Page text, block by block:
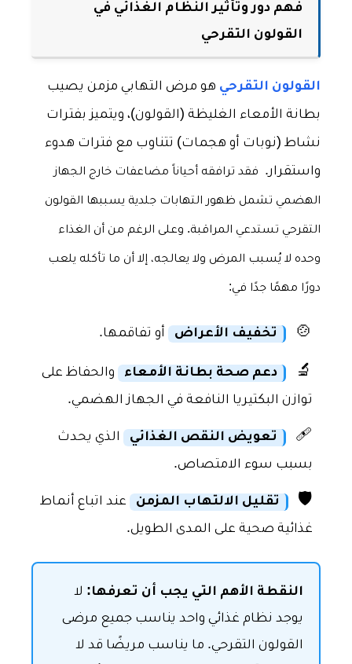
فهم دور وتأثير النظام الغذائي في
القولون التقرحي
القولون التقرحي هو مرض التهابي مزمن يصيب
بطانة الأمعاء الغليظة (القولون)، ويتميز بفترات
نشاط (نوبات أو هجمات) تتناوب مع فترات هدوء
واستقرار.
فقد ترافقه أحياناً مضاعفات خارج الجهاز
الهضمي تشمل ظهور التهابات جلدية يسببها القولون
التقرحي تستدعي المراقبة. وعلى الرغم من أن الغذاء
وحده لا يُسبب المرض ولا يعالجه، إلا أن ما تأكله يلعب
دورًا مهمًا جدًا في:
🍲 تخفيف الأعراض أو تفاقمها.
🔬 دعم صحة بطانة الأمعاء
والحفاظ على
توازن البكتيريا النافعة في الجهاز الهضمي.
🩹 تعويض النقص الغذائي
الذي يحدث
بسبب سوء الامتصاص.
🛡️ تقليل الالتهاب المزمن
عند اتباع أنماط
غذائية صحية على المدى الطويل.
النقطة الأهم التي يجب أن تعرفها: لا
يوجد نظام غذائي واحد يناسب جميع مرضى
القولون التقرحي. ما يناسب مريضًا قد لا